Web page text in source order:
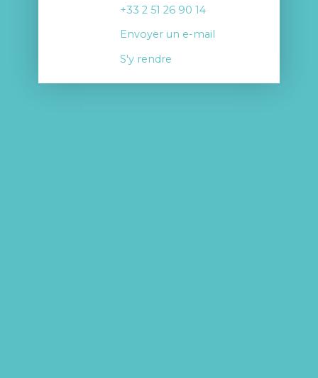
+33 2 51 26 90 14
Envoyer un e-mail
S'y rendre